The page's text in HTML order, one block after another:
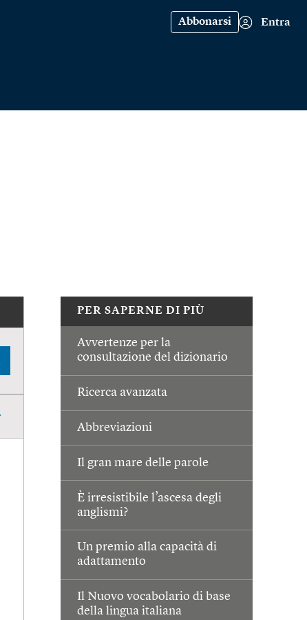
Abbonarsi Entra
PER SAPERNE DI PIÙ
Avvertenze per la
consultazione del dizionario
Ricerca avanzata
Abbreviazioni
Il gran mare delle parole
È irresistibile l’ascesa degli
anglismi?
Un premio alla capacità di
adattamento
Il Nuovo vocabolario di base
della lingua italiana